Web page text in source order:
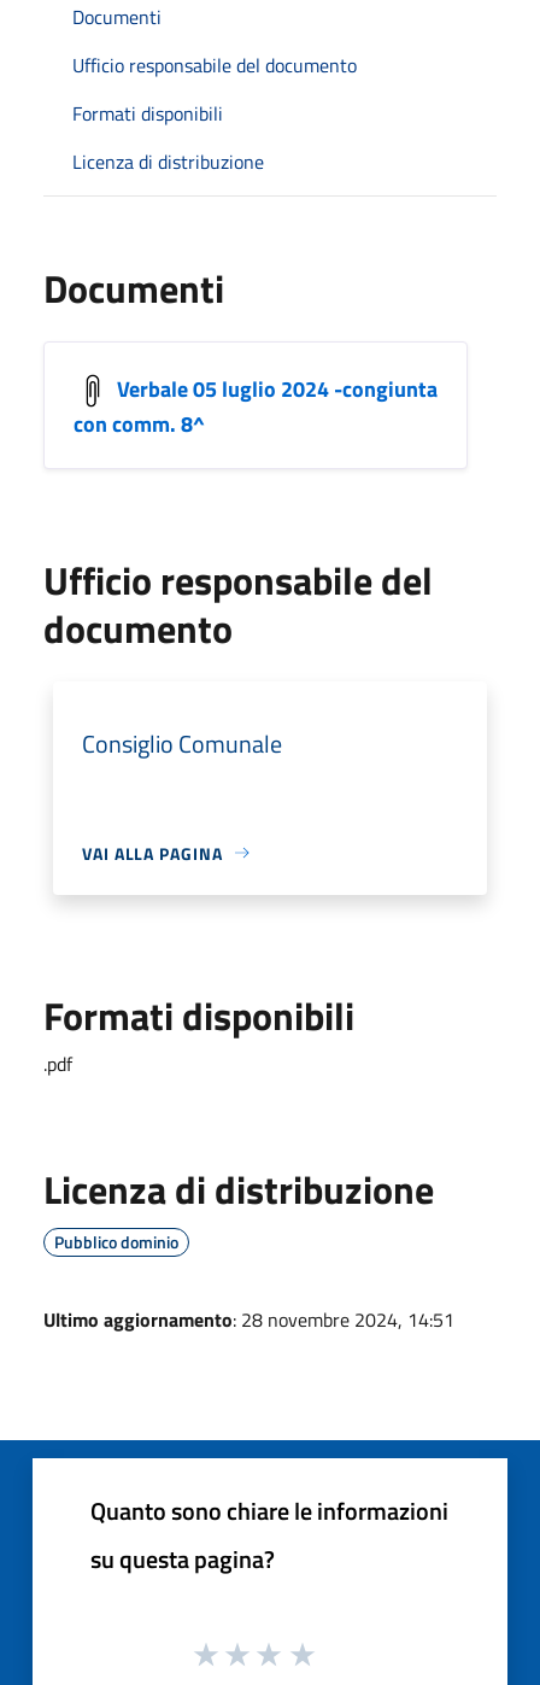
Documenti
Ufficio responsabile del documento
Formati disponibili
Licenza di distribuzione
Documenti
Verbale 05 luglio 2024 -congiunta
con comm. 8^
Ufficio responsabile del
documento
Consiglio Comunale
VAI ALLA PAGINA
Formati disponibili
.pdf
Licenza di distribuzione
Pubblico dominio
Ultimo aggiornamento: 28 novembre 2024, 14:51
Quanto sono chiare le informazioni
su questa pagina?